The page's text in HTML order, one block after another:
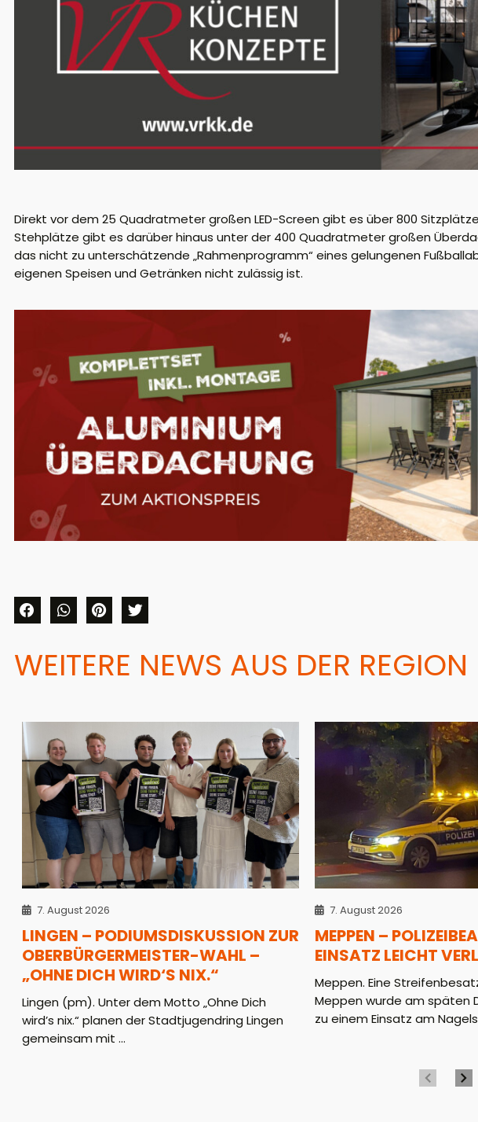
Direkt vor dem 25 Quadratmeter großen LED-Screen gibt es über 800
Stehplätze gibt es darüber hinaus unter der 400 Quadratmeter großen
das nicht zu unterschätzende „Rahmenprogramm“ eines gelungenen
eigenen Speisen und Getränken nicht zulässig ist.
WEITERE NEWS AUS DER REGION
7. August 2026
LINGEN – PODIUMSDISKUSSION ZUR
OBERBÜRGERMEISTER-WAHL –
„OHNE DICH WIRD‘S NIX.“
Lingen (pm). Unter dem Motto „Ohne Dich
wird’s nix.“ planen der Stadtjugendring Lingen
gemeinsam mit ...
7. August 2026
MEPPEN –
EINSATZ LEICHT
Meppen. Eine
Meppen wurde am späten
zu einem Einsatz am